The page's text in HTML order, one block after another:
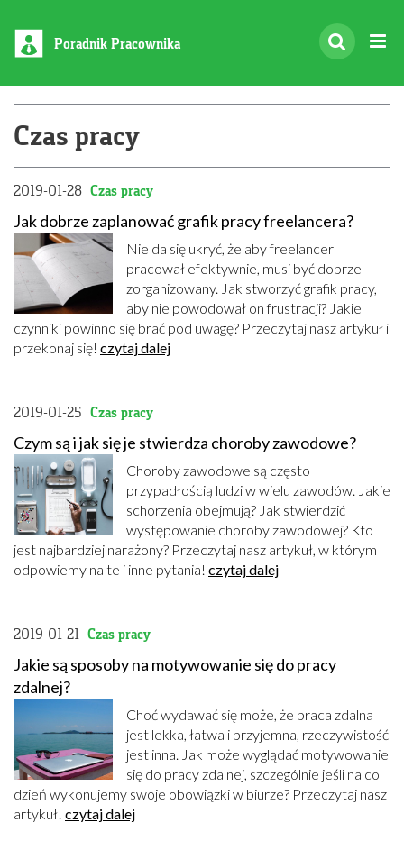
Poradnik Pracownika
Czas pracy
2019-01-28 Czas pracy
Jak dobrze zaplanować grafik pracy freelancera?
Nie da się ukryć, że aby freelancer
pracował efektywnie, musi być dobrze
zorganizowany. Jak stworzyć grafik pracy,
aby nie powodował on frustracji? Jakie
czynniki powinno się brać pod uwagę? Przeczytaj nasz artykuł i
przekonaj się! czytaj dalej
2019-01-25 Czas pracy
Czym są i jak się je stwierdza choroby zawodowe?
Choroby zawodowe są często
przypadłością ludzi w wielu zawodów. Jakie
schorzenia obejmują? Jak stwierdzić
występowanie choroby zawodowej? Kto
jest najbardziej narażony? Przeczytaj nasz artykuł, w którym
odpowiemy na te i inne pytania! czytaj dalej
2019-01-21 Czas pracy
Jakie są sposoby na motywowanie się do pracy
zdalnej?
Choć wydawać się może, że praca zdalna
jest lekka, łatwa i przyjemna, rzeczywistość
jest inna. Jak może wyglądać motywowanie
się do pracy zdalnej, szczególnie jeśli na co
dzień wykonujemy swoje obowiązki w biurze? Przeczytaj nasz
artykuł! czytaj dalej